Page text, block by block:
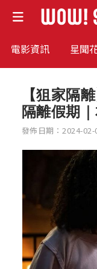
電影資訊 星聞
【狙家隔
隔離假期
發佈日期：2024-02-